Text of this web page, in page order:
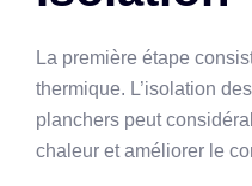
La première étape
thermique. L’isolation
planchers peut
chaleur et améliorer le